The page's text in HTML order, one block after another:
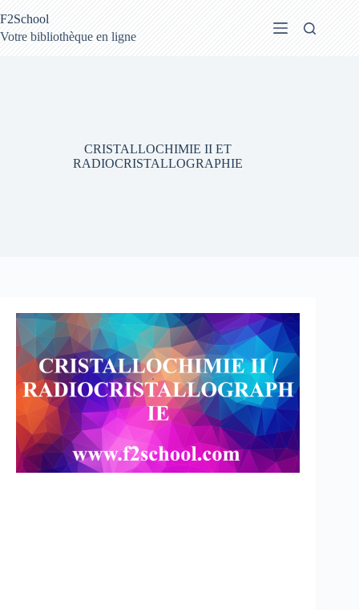
au
contenu
F2School
Votre bibliothèque en ligne
CRISTALLOCHIMIE II ET
RADIOCRISTALLOGRAPHIE